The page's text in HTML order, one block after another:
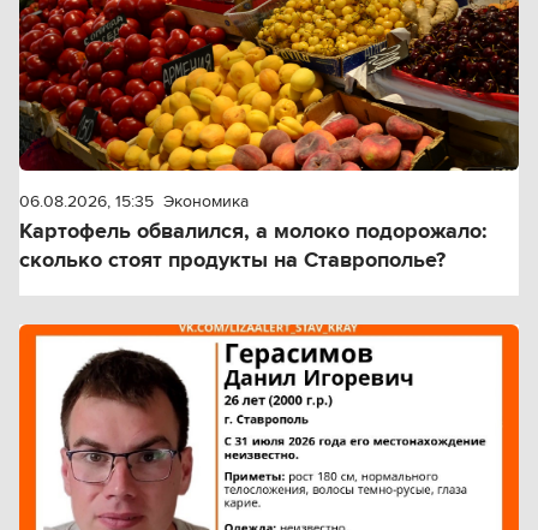
06.08.2026, 15:35 Экономика
Картофель обвалился, а молоко подорожало:
сколько стоят продукты на Ставрополье?